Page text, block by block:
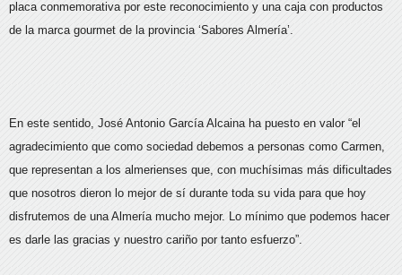
placa conmemorativa por este reconocimiento y una caja con productos
de la marca gourmet de la provincia ‘Sabores Almería’.
En este sentido, José Antonio García Alcaina ha puesto en valor “el
agradecimiento que como sociedad debemos a personas como Carmen,
que representan a los almerienses que, con muchísimas más dificultades
que nosotros dieron lo mejor de sí durante toda su vida para que hoy
disfrutemos de una Almería mucho mejor. Lo mínimo que podemos hacer
es darle las gracias y nuestro cariño por tanto esfuerzo”.